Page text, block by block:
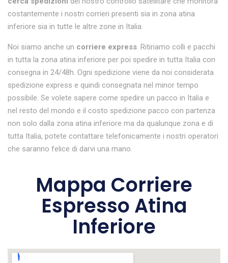
costantemente i nostri corrieri presenti sia in zona atina
inferiore sia in tutte le altre zone in Italia.
Noi siamo anche un corriere express. Ritiriamo colli e pacchi
in tutta la zona atina inferiore per poi spedire in tutta Italia con
consegna in 24/48h. Ogni spedizione viene da noi considerata
spedizione express e quindi consegnata nel minor tempo
possibile. Se volete sapere come spedire un pacco in Italia e
nel resto del mondo e il costo spedizione pacco con partenza
non solo dalla zona atina inferiore ma da qualunque zona e di
tutta Italia, potete contattare telefonicamente i nostri operatori
che saranno felice di darvi una mano.
Mappa Corriere
Espresso Atina
Inferiore